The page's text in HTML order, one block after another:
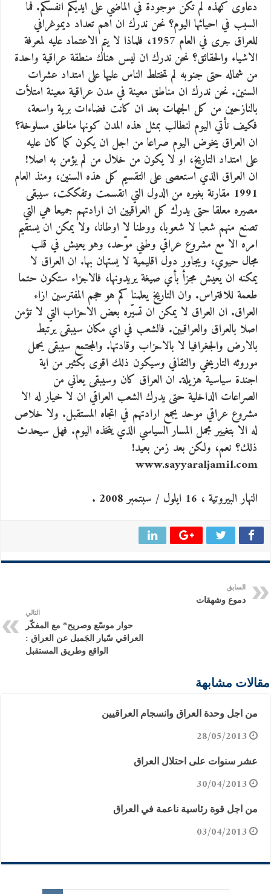
دعاوى كهذه لم تكن موجودة في الماضي على ايديكم انفسكم. فما
السبب في احيائها اليوم؟ نحن ندرك ان اهم تعداد ديموغرافي
للعراق جرى في العام 1957، فلماذا لا يتم الاعتماد عليه لمعرفة
الاشياء والحقائق؟ نحن ندرك ان ليس هناك منطقة عراقية واحدة
من شماله حتى جنوبه لم تختلط الناس عليها على امتداد عشرات
السنين. نحن ندرك ان مناطق معينة في مدن عراقية معينة امتلأت
بالنازحين من كل الجهات بعد ان كانت فضاءات برية واسعة،
فكيف نأتي اليوم لنطالب بمثل هذه المدن كونها مناطق مسلوخة؟
ان العراق يخوض اليوم صراعا من اجل ان يكون كما كان عليه
على امتداد التاريخ، او لا يكون من خلال من لم يؤمن به اصلا!
ان العراق الذي استعصى على التقسيم كل هذه السنين، ومنذ العام
1991 مقارنة بغيره من الدول التي انقسمت وتفككت، سيبقى
مصيره معلقا حتى يدرك كل العراقيين ان ارادتهم جميعا هي التي
تصنع منهم شعبا لا شعوبا، ووطنا لا اوطانا، ولا يمكن ان يستقيم
امره الا مع مشروع عراقي وطني موّحد، وهو يعيش في قلب
مجال حيوي، ويجاور دول اقليمية لا يستهان بها. ان العراق لا
يمكنه ان يعيش مجزأ بأي صيغة يريدونها، فالاجزاء ستكون حتما
طعمة للافتراس. وان التاريخ يعلمنا كم هو حجم المفترسين ازاء
العراق. ان العراق لا يمكن ان تسيّره بعض الاحزاب التي لا تؤمن
اصلا بالعراق والعراقيين. فالشعب في اي مكان سيبقى يرتبط
بالارض والجغرافيا لا بالاحزاب وقادتها. والمجتمع سيبقى يحمل
موروثه التاريخي والثقافي وسيكون ذلك اقوى بكثير من اية
اجندة سياسية هزيلة. ان العراق كان وسيبقى يعاني من
الصراعات الداخلية حتى يدرك الشعب العراقي ان لا خيار له الا
مشروع عراقي موحد يجمع ارادتهم في اتجاه المستقبل. ولا خلاص
له الا بتغيير مجمل المسار السياسي الذي يتخذه اليوم. فهل سيحدث
ذلك؟ نعم، ولكن بعد زمن بعيد!
www.sayyaraljamil.com
النهار البيروتية ، 16 ايلول / سبتمبر 2008 .
السابق
دموع وشهقات
التالي
حوار موسّع وصريح* مع المفكّر
العراقي سّيار الجَميل عن العراق :
الواقع وطريق المستقبل
مقالات مشابهة
من اجل وحدة العراق وانسجام العراقيين
28/05/2013
عشر سنوات على احتلال العراق
30/04/2013
من اجل قوة رئاسية ناعمة في العراق
03/04/2013